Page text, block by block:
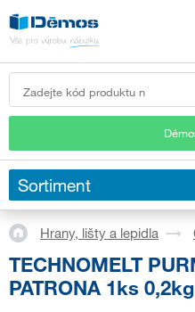
Sortiment
Hrany, lišty a lepidla
TECHNOMELT
PATRONA 1ks 0,2kg